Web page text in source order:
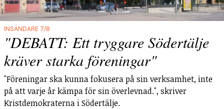
INSÄNDARE 7/8
"DEBATT: Ett tryggare Södertälje
kräver starka föreningar"
"Föreningar ska kunna fokusera på sin verksamhet, inte
på att varje år kämpa för sin överlevnad.", skriver
Kristdemokraterna i Södertälje.